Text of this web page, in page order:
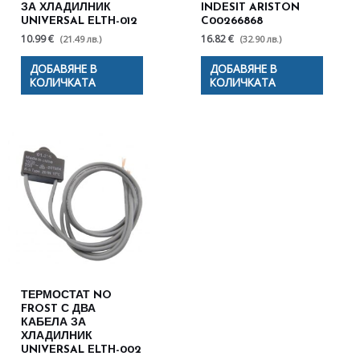
ЗА ХЛАДИЛНИК
UNIVERSAL ELTH-012
10.99 € (21.49 лв.)
ДОБАВЯНЕ В
КОЛИЧКАТА
INDESIT ARISTON
C00266868
16.82 € (32.90 лв.)
ДОБАВЯНЕ В
КОЛИЧКАТА
ТЕРМОСТАТ NO
FROST С ДВА
КАБЕЛА ЗА
ХЛАДИЛНИК
UNIVERSAL ELTH-002